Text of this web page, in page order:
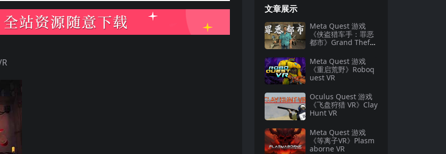
文章展示
Meta Quest 游戏
《侠盗猎车手：罪恶
都市》Grand Theft
Meta Quest 游戏
《重启荒野》Roboq
uest VR
Oculus Quest 游戏
《飞盘狩猎 VR》Clay
Hunt VR
Meta Quest 游戏
《等离子VR》Plasm
aborne VR